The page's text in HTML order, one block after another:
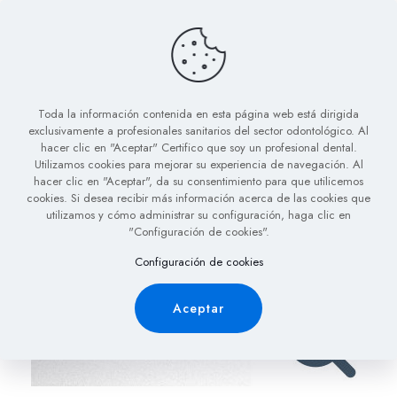
Protocolo
microabrasión –
remineralización
Malidente en 16 de febrero de 2022
Toda la información contenida en esta página web está dirigida
exclusivamente a profesionales sanitarios del sector odontológico. Al
hacer clic en "Aceptar" Certifico que soy un profesional dental.
Utilizamos cookies para mejorar su experiencia de navegación. Al
hacer clic en "Aceptar", da su consentimiento para que utilicemos
cookies. Si desea recibir más información acerca de las cookies que
utilizamos y cómo administrar su configuración, haga clic en
"Configuración de cookies".
Configuración de cookies
Aceptar